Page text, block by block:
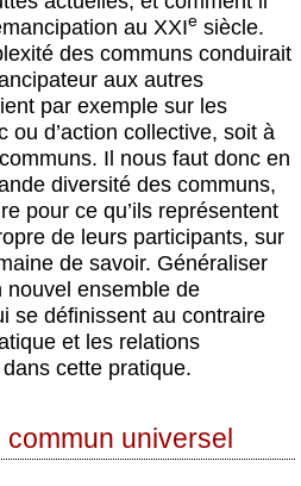
au XXIe siècle.
des communs conduirait
aux autres
par exemple sur les
ou d’action collective, soit à
Il nous faut donc en
diversité des communs,
pour ce qu’ils représentent
de leurs participants, sur
de savoir. Généraliser
ensemble de
se définissent au contraire
et les relations
cette pratique.
universel